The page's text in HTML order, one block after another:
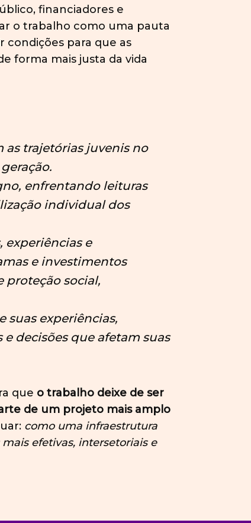
financiadores e
o trabalho como uma pauta
condições para que as
forma mais justa da vida
as trajetórias juvenis no
enfrentando leituras
individual dos
experiências e
e investimentos
proteção social,
suas experiências,
decisões que afetam suas
que o trabalho deixe de ser
de um projeto mais amplo
como uma infraestrutura
efetivas, intersetoriais e